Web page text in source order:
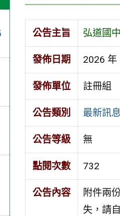
公告主旨 弘道國
發佈日期 2026 年
發佈單位 註冊組
公告類別 最新訊息
公告等級 無
點閱次數 732
公告內容
附件兩
失，請